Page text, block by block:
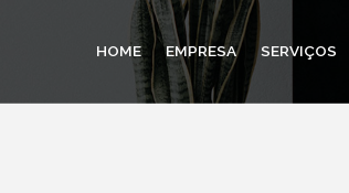
HOME EMPRESA SERVIÇOS